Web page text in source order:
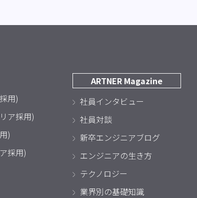
用)
ア採用)
)
採用)
ARTNER Magazine
社員インタビュー
社員対談
新卒エンジニアブログ
エンジニアの生き方
テクノロジー
業界別の基礎知識